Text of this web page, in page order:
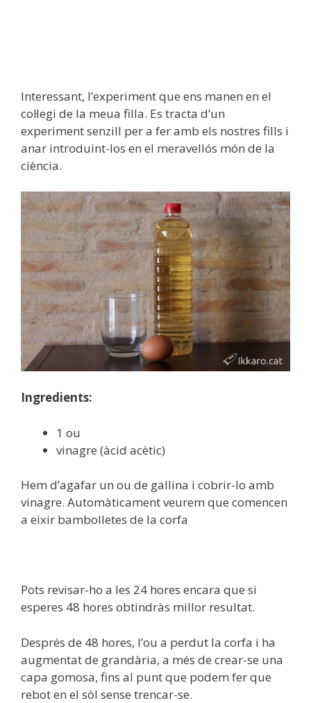
Interessant, l’experiment que ens manen en el
col·legi de la meua filla. Es tracta d’un
experiment senzill per a fer amb els nostres fills i
anar introduint-los en el meravellós món de la
ciència.
Ingredients:
1 ou
vinagre (àcid acètic)
Hem d’agafar un ou de gallina i cobrir-lo amb
vinagre. Automàticament veurem que comencen
a eixir bambolletes de la corfa
Pots revisar-ho a les 24 hores encara que si
esperes 48 hores obtindràs millor resultat.
Després de 48 hores, l’ou a perdut la corfa i ha
augmentat de grandària, a més de crear-se una
capa gomosa, fins al punt que podem fer que
rebot en el sòl sense trencar-se.